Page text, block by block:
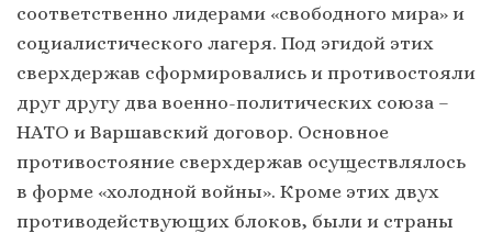
соответственно лидерами «свободного мира» и
социалистического лагеря. Под эгидой этих
сверхдержав сформировались и противостояли
друг другу два военно-политических союза –
НАТО и Варшавский договор. Основное
противостояние сверхдержав осуществлялось
в форме «холодной войны». Кроме этих двух
противодействующих блоков, были и страны